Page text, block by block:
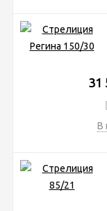
31
В